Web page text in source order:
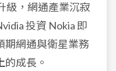
級，網通產業沉寂
投資 Nokia 即
期網通與衛星業務
的成長。